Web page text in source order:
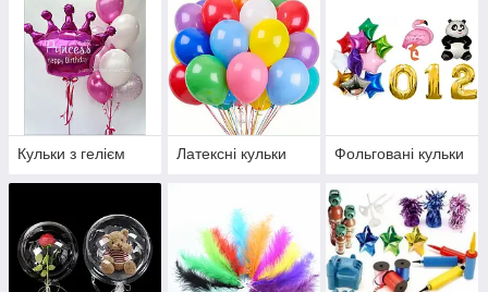
Кульки з гелієм Латексні кульки Фольговані кульки